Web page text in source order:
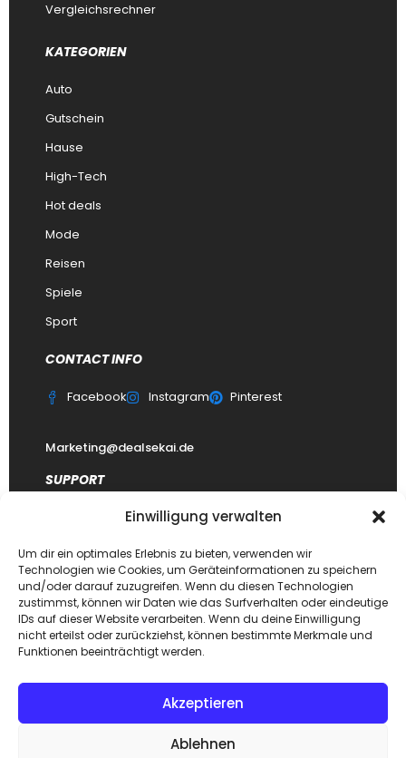
Einwilligung verwalten
Um dir ein optimales Erlebnis zu bieten, verwenden wir
Technologien wie Cookies, um Geräteinformationen zu speichern
und/oder darauf zuzugreifen. Wenn du diesen Technologien
zustimmst, können wir Daten wie das Surfverhalten oder eindeutige
IDs auf dieser Website verarbeiten. Wenn du deine Einwilligung
nicht erteilst oder zurückziehst, können bestimmte Merkmale und
Funktionen beeinträchtigt werden.
Akzeptieren
Ablehnen
Vergleichsrechner
KATEGORIEN
Auto
Gutschein
Hause
High-Tech
Hot deals
Mode
Reisen
Spiele
Sport
CONTACT INFO
Facebook Instagram Pinterest
Marketing@dealsekai.de
SUPPORT
datenschutzerklärung
Impressum
Haftungsausschluss
FAQ Dealsekai
Copyright © 2026. Designed byDealsekai